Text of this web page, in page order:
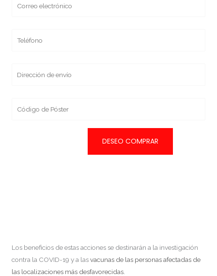
Los beneficios de estas acciones se destinarán a la investigación
contra la COVID-19 y a lasvacunas de las personas afectadas de
las localizaciones más desfavorecidas.